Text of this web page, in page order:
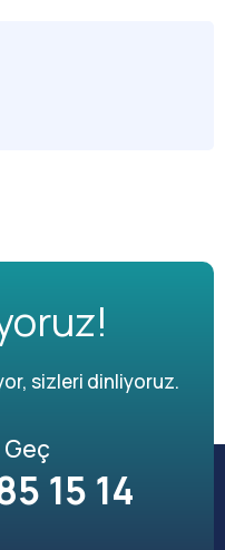
sizleri dinliyoruz.
15 14